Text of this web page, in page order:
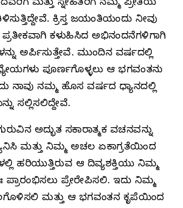
ಮತ್ತು ಸ್ನೇಹಿತರಿಗೆ ನಮ್ಮ ಪ್ರೀತಿಯ
ಕ್ರಿಸ್ತ ಜಯಂತಿಯಂದು ನೀವು
ಕಳುಹಿಸಿದ ಅಭಿನಂದನೆಗಳಿಗಾಗಿ
ಅರ್ಪಿಸುತ್ತೇವೆ. ಮುಂದಿನ ವರ್ಷದಲ್ಲಿ
ಪೂರ್ಣಗೊಳ್ಳಲು ಆ ಭಗವಂತನು
ನಾವು ನಮ್ಮ ಹೊಸ ವರ್ಷದ ಧ್ಯಾನದಲ್ಲಿ
ಸಲ್ಲಿಸಲಿದ್ದೇವೆ.
ಅದ್ಭುತ ಸಕಾರಾತ್ಮಕ ವಚನವನ್ನು
ಮತ್ತು ನಿಮ್ಮ ಅಚಲ ಏಕಾಗ್ರತೆಯಿಂದ
ಹರಿಯುತ್ತಿರುವ ಆ ದಿವ್ಯಶಕ್ತಿಯು ನಿಮ್ಮ
ಪ್ರಾರಂಭಿಸಲು ಪ್ರೇರೇಪಿಸಲಿ. ಇದು ನಿಮ್ಮ
ಮತ್ತು ಆ ಭಗವಂತನ ಕೃಪೆಯಿಂದ